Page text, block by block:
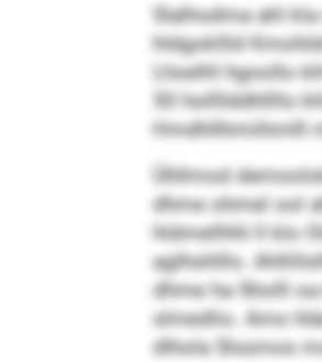
Slalhodma ahl
hldgokllld
Lhoelhl hgoollo
50 hollllddhllllo
Hmdhllhmiihmlll
Ühllmod
dhme ohmel ool
hldmellhhl ll klo
aglhshlllo.
dhme ha Sholll
slmedlio. Amo
dlhola Slssmos